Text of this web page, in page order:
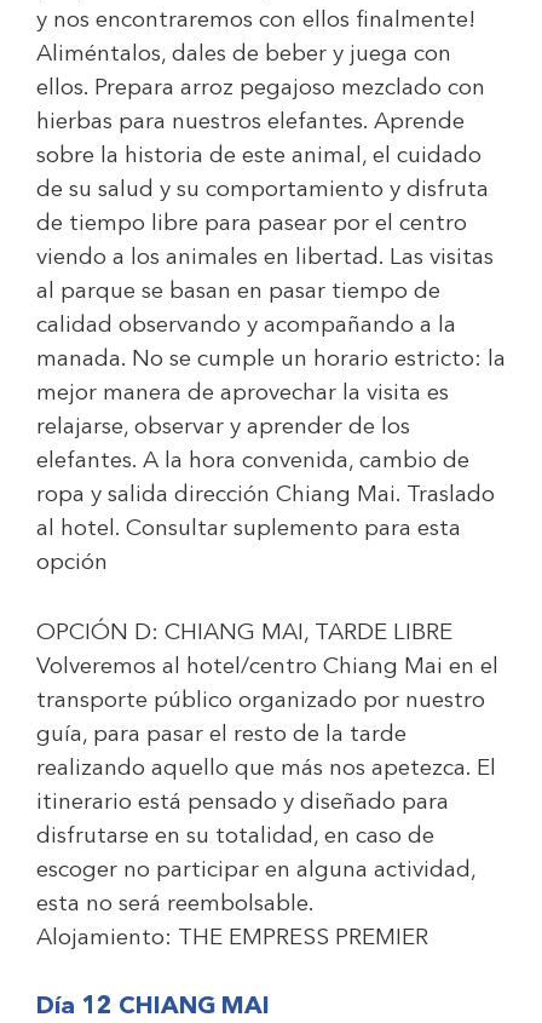
y nos encontraremos con ellos finalmente!
Aliméntalos, dales de beber y juega con
ellos. Prepara arroz pegajoso mezclado con
hierbas para nuestros elefantes. Aprende
sobre la historia de este animal, el cuidado
de su salud y su comportamiento y disfruta
de tiempo libre para pasear por el centro
viendo a los animales en libertad. Las visitas
al parque se basan en pasar tiempo de
calidad observando y acompañando a la
manada. No se cumple un horario estricto: la
mejor manera de aprovechar la visita es
relajarse, observar y aprender de los
elefantes. A la hora convenida, cambio de
ropa y salida dirección Chiang Mai. Traslado
al hotel. Consultar suplemento para esta
opción
OPCIÓN D: CHIANG MAI, TARDE LIBRE
Volveremos al hotel/centro Chiang Mai en el
transporte público organizado por nuestro
guía, para pasar el resto de la tarde
realizando aquello que más nos apetezca. El
itinerario está pensado y diseñado para
disfrutarse en su totalidad, en caso de
escoger no participar en alguna actividad,
esta no será reembolsable.
Alojamiento:
THE EMPRESS PREMIER
Día 12 CHIANG MAI